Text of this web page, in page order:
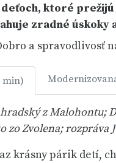
ktoré
zradné úskoky
a spravodlivosť
min)
z
zo Zvolena; rozpráva
krásny párik detí,